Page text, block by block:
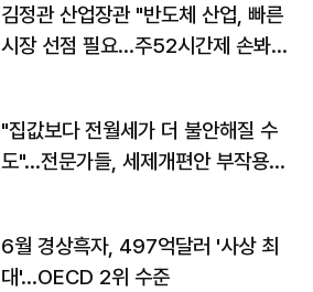
김정관 산업장관 "반도체 산업, 빠른
시장 선점 필요…주52시간제 손봐
"집값보다 전월세가 더 불안해질 수
도"…전문가들, 세제개편안 부작용
6월 경상흑자, 497억달러 '사상 최
대'…OECD 2위 수준